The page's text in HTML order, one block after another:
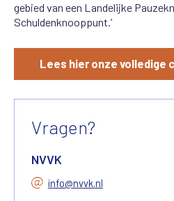
gebied van een Landelijke
Schuldenknooppunt.’
Lees hier onze
Vragen?
NVVK
info@nvvk.nl